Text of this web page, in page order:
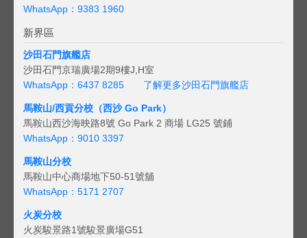
WhatsApp：9383 1960
新界區
沙田石門旗艦店
沙田石門京瑞廣場2期9樓J,H室
WhatsApp：6437 8285
了解更多沙田石門旗艦店
馬鞍山/西貢分校（西沙 Go Park）
馬鞍山西沙海映路8號 Go Park 2 商場 LG25 號鋪
WhatsApp：9010 3397
馬鞍山分校
馬鞍山中心商場地下50-51號舖
WhatsApp：5171 2707
火炭分校
火炭駿景路1號駿景廣場G51